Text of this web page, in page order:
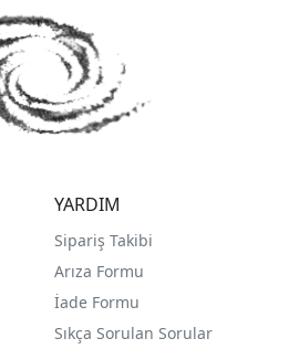
YARDIM
Sipariş Takibi
Arıza Formu
İade Formu
Sıkça Sorulan Sorular